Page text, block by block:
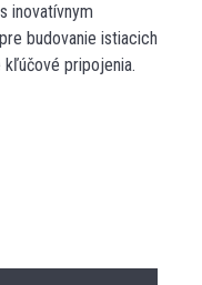
inovatívnym
budovanie istiacich
pripojenia.